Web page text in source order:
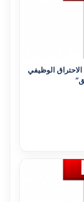
الاحتراق الوظيفي